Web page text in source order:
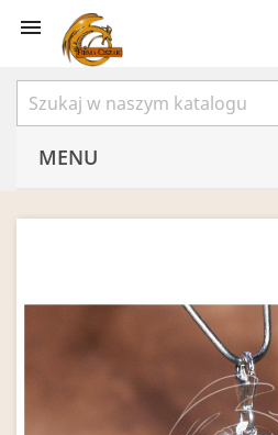

MENU